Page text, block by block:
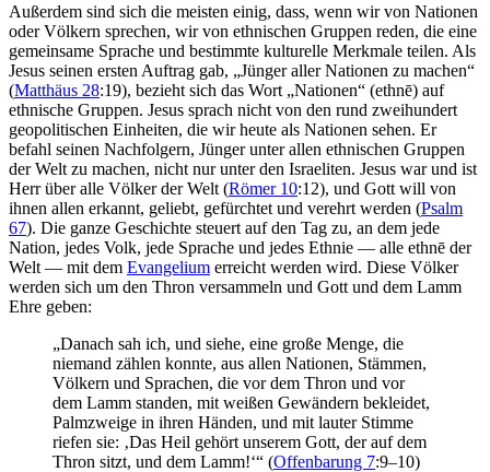
Außerdem sind sich die meisten einig, dass, wenn wir von Nationen
oder Völkern sprechen, wir von ethnischen Gruppen reden, die eine
gemeinsame Sprache und bestimmte kulturelle Merkmale teilen. Als
Jesus seinen ersten Auftrag gab, „Jünger aller Nationen zu machen“
(Matthäus 28:19), bezieht sich das Wort „Nationen“ (ethnē) auf
ethnische Gruppen. Jesus sprach nicht von den rund zweihundert
geopolitischen Einheiten, die wir heute als Nationen sehen. Er
befahl seinen Nachfolgern, Jünger unter allen ethnischen Gruppen
der Welt zu machen, nicht nur unter den Israeliten. Jesus war und ist
Herr über alle Völker der Welt (Römer 10:12), und Gott will von
ihnen allen erkannt, geliebt, gefürchtet und verehrt werden (Psalm
67). Die ganze Geschichte steuert auf den Tag zu, an dem jede
Nation, jedes Volk, jede Sprache und jedes Ethnie — alle ethnē der
Welt — mit dem Evangelium erreicht werden wird. Diese Völker
werden sich um den Thron versammeln und Gott und dem Lamm
Ehre geben:
„Danach sah ich, und siehe, eine große Menge, die
niemand zählen konnte, aus allen Nationen, Stämmen,
Völkern und Sprachen, die vor dem Thron und vor
dem Lamm standen, mit weißen Gewändern bekleidet,
Palmzweige in ihren Händen, und mit lauter Stimme
riefen sie: ‚Das Heil gehört unserem Gott, der auf dem
Thron sitzt, und dem Lamm!‘“ (Offenbarung 7:9–10)